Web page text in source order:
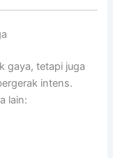
gaya, tetapi juga
intens.
lain: